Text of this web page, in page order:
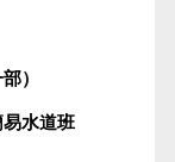
）
水道班